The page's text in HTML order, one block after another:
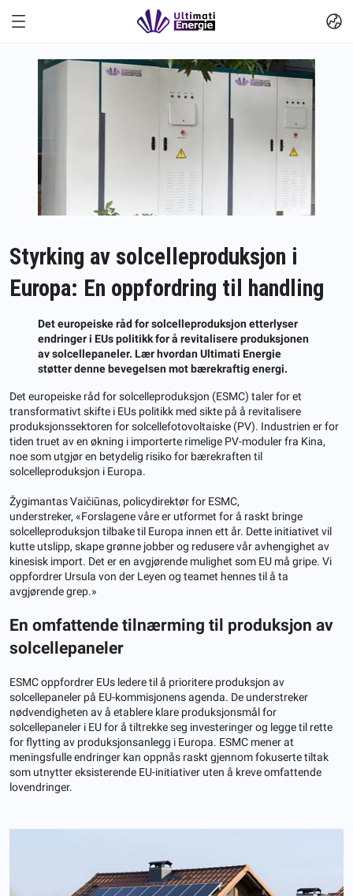
Styrking av solcelleproduksjon i
Europa: En oppfordring til handling
Det europeiske råd for solcelleproduksjon etterlyser
endringer i EUs politikk for å revitalisere produksjonen
av solcellepaneler. Lær hvordan Ultimati Energie
støtter denne bevegelsen mot bærekraftig energi.
Det europeiske råd for solcelleproduksjon (ESMC) taler for et
transformativt skifte i EUs politikk med sikte på å revitalisere
produksjonssektoren for solcellefotovoltaiske (PV). Industrien er for
tiden truet av en økning i importerte rimelige PV-moduler fra Kina,
noe som utgjør en betydelig risiko for bærekraften til
solcelleproduksjon i Europa.
Žygimantas Vaičiūnas, policydirektør for ESMC,
understreker, «Forslagene våre er utformet for å raskt bringe
solcelleproduksjon tilbake til Europa innen ett år. Dette initiativet vil
kutte utslipp, skape grønne jobber og redusere vår avhengighet av
kinesisk import. Det er en avgjørende mulighet som EU må gripe. Vi
oppfordrer Ursula von der Leyen og teamet hennes til å ta
avgjørende grep.»
En omfattende tilnærming til produksjon av
solcellepaneler
ESMC oppfordrer EUs ledere til å prioritere produksjon av
solcellepaneler på EU-kommisjonens agenda. De understreker
nødvendigheten av å etablere klare produksjonsmål for
solcellepaneler i EU for å tiltrekke seg investeringer og legge til rette
for flytting av produksjonsanlegg i Europa. ESMC mener at
meningsfulle endringer kan oppnås raskt gjennom fokuserte tiltak
som utnytter eksisterende EU-initiativer uten å kreve omfattende
lovendringer.